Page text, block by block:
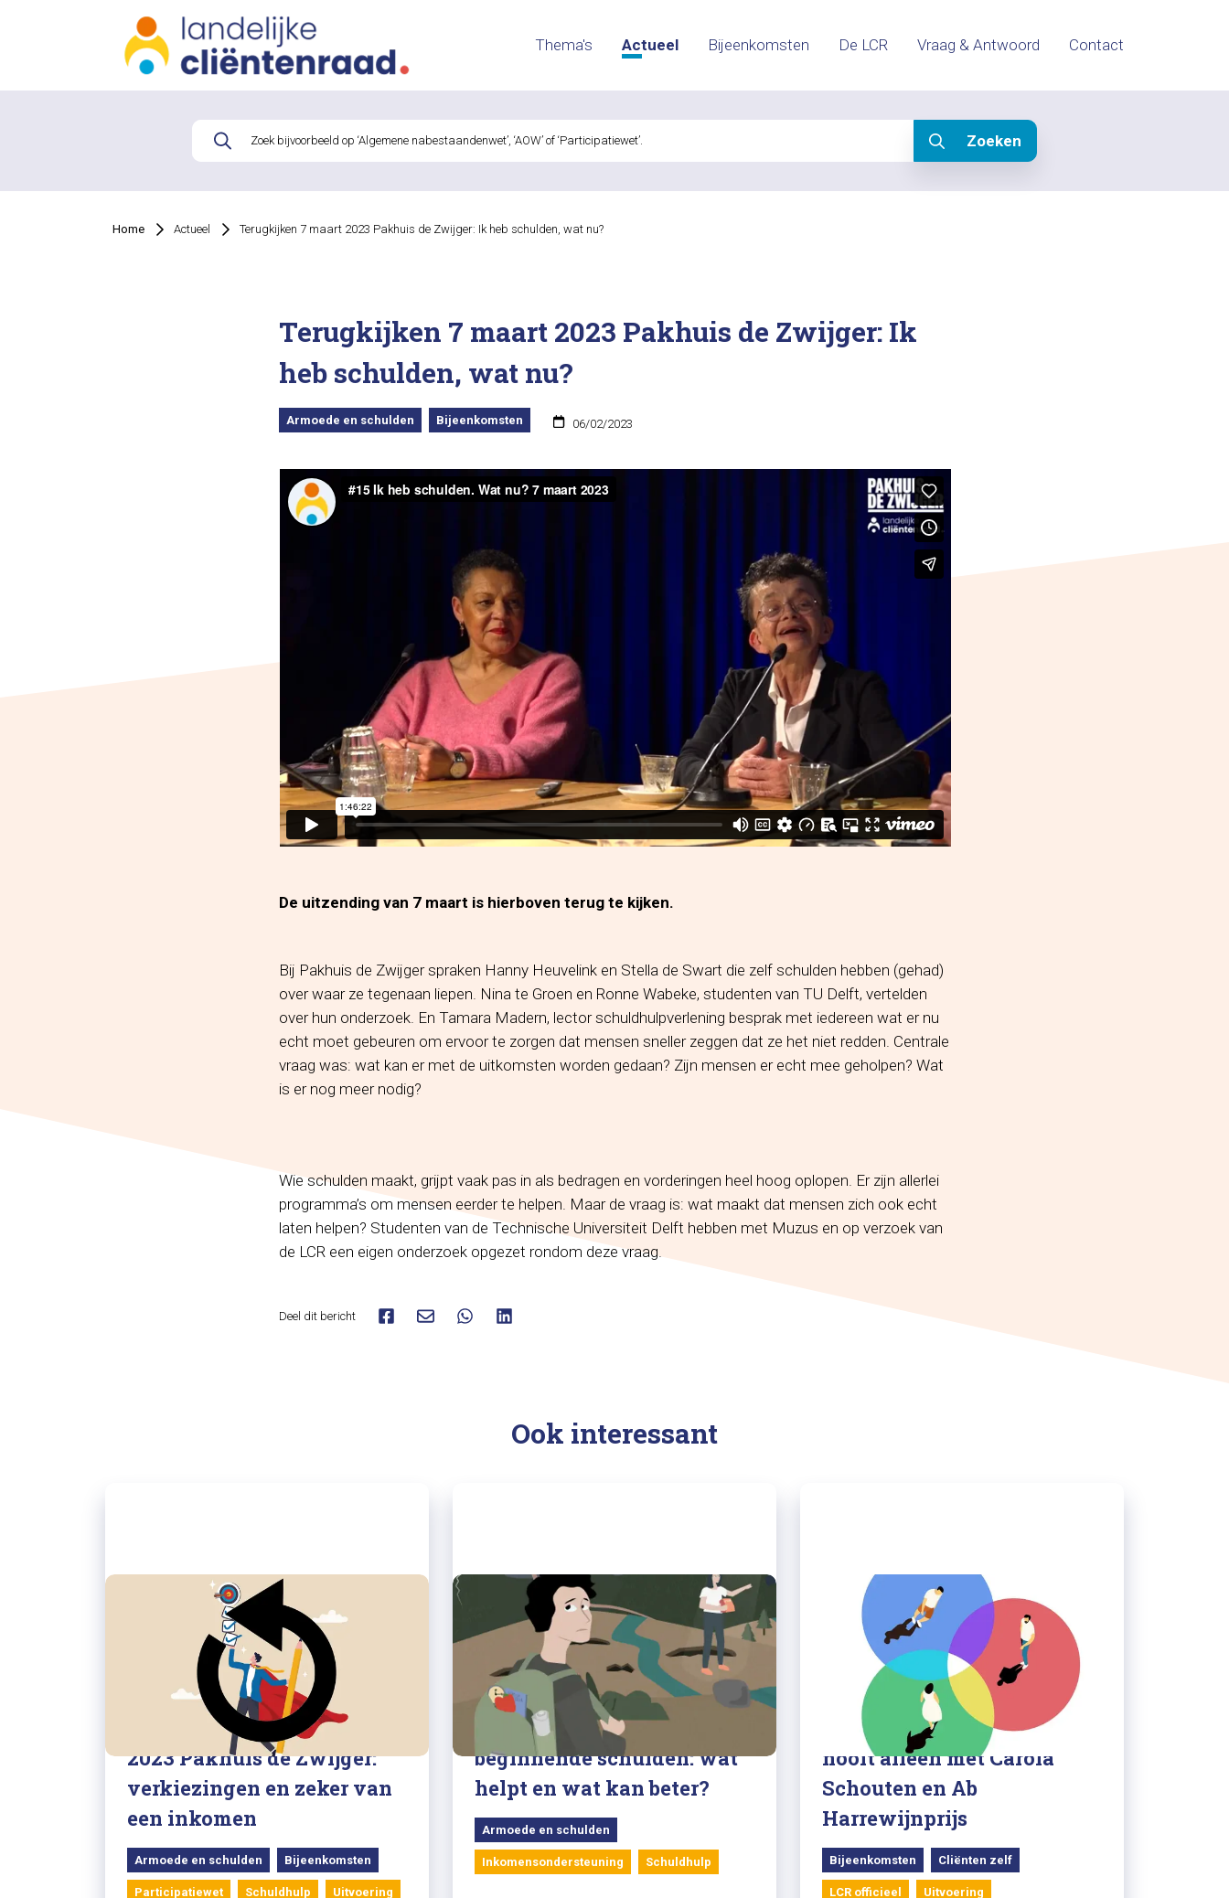
Thema's Actueel Bijeenkomsten De LCR Vraag & Antwoord Contact
Zoeken
Home Actueel Terugkijken 7 maart 2023 Pakhuis de Zwijger: Ik heb schulden, wat nu?
Terugkijken 7 maart 2023 Pakhuis de Zwijger: Ik
heb schulden, wat nu?
Armoede en schulden Bijeenkomsten 06/02/2023
De uitzending van 7 maart is hierboven terug te kijken.
Bij Pakhuis de Zwijger spraken Hanny Heuvelink en Stella de Swart die zelf schulden hebben (gehad)
over waar ze tegenaan liepen. Nina te Groen en Ronne Wabeke, studenten van TU Delft, vertelden
over hun onderzoek. En Tamara Madern, lector schuldhulpverlening besprak met iedereen wat er nu
echt moet gebeuren om ervoor te zorgen dat mensen sneller zeggen dat ze het niet redden. Centrale
vraag was: wat kan er met de uitkomsten worden gedaan? Zijn mensen er echt mee geholpen? Wat
is er nog meer nodig?
Wie schulden maakt, grijpt vaak pas in als bedragen en vorderingen heel hoog oplopen. Er zijn allerlei
programma’s om mensen eerder te helpen. Maar de vraag is: wat maakt dat mensen zich ook echt
laten helpen? Studenten van de Technische Universiteit Delft hebben met Muzus en op verzoek van
de LCR een eigen onderzoek opgezet rondom deze vraag.
Deel dit bericht
Ook interessant
17/11/2023
Terugkijken 16 november
2023 Pakhuis de Zwijger:
verkiezingen en zeker van
een inkomen
Armoede en schulden Bijeenkomsten
Participatiewet Schuldhulp Uitvoering
06/02/2023
Onderzoek naar
beginnende schulden: wat
helpt en wat kan beter?
Armoede en schulden
Inkomensondersteuning Schuldhulp
12/05/2023
Volg online: Met elkaar,
nooit alleen met Carola
Schouten en Ab
Harrewijnprijs
Bijeenkomsten Cliënten zelf
LCR officieel Uitvoering